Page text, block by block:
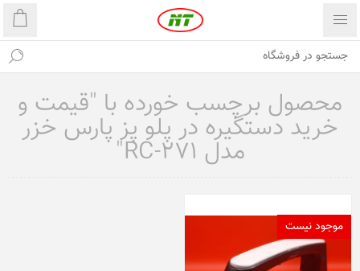
محصول برچسب خورده با "قیمت و
خرید دستگیره در پلو پز پارس خزر
مدل RC-271"
موجود نیست